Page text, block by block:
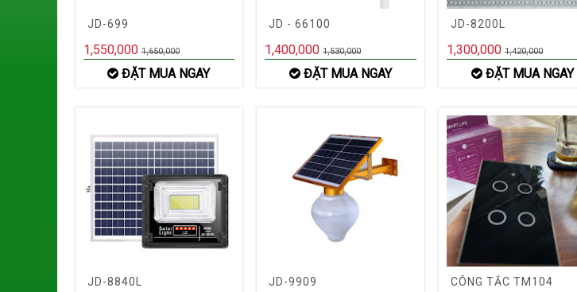
JD-699
1,550,000 1,650,000
ĐẶT MUA NGAY
JD - 66100
1,400,000 1,530,000
ĐẶT MUA NGAY
JD-8200L
1,300,000 1,420,000
ĐẶT MUA NGAY
JD-8840L JD-9909 CÔNG TẮC TM104